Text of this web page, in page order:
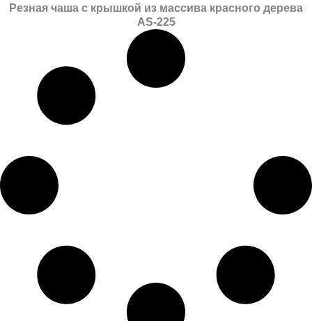
Резная чаша с крышкой из массива красного дерева
AS-225